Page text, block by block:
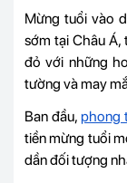
Mừng tuổi vào
sớm tại Châu Á,
đỏ với những
tường và may
Ban đầu, phong
tiền mừng tuổi
dần đối tượng